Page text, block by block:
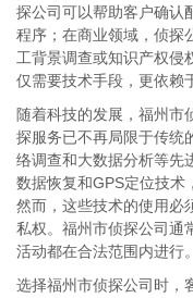
探公司可以帮助客户确认
程序；在商业领域，侦探
工背景调查或知识产权侵
仅需要技术手段，更依赖
随着科技的发展，福州市
探服务已不再局限于传统
络调查和大数据分析等先
数据恢复和GPS定位技术
然而，这些技术的使用必
私权。福州市侦探公司通
活动都在合法范围内进行。
选择福州市侦探公司时，